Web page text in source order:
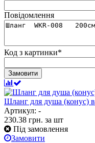
Повідомлення
Код з картинки*
Замовити
Шланг для душа (конус) в
Артикул: -
230.38 грн. за шт
Під замовлення
Замовити